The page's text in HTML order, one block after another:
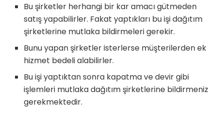
Bu şirketler herhangi bir kar amacı gütmeden
satış yapabilirler. Fakat yaptıkları bu işi dağıtım
şirketlerine mutlaka bildirmeleri gerekir.
Bunu yapan şirketler isterlerse müşterilerden ek
hizmet bedeli alabilirler.
Bu işi yaptıktan sonra kapatma ve devir gibi
işlemleri mutlaka dağıtım şirketlerine bildirmeniz
gerekmektedir.